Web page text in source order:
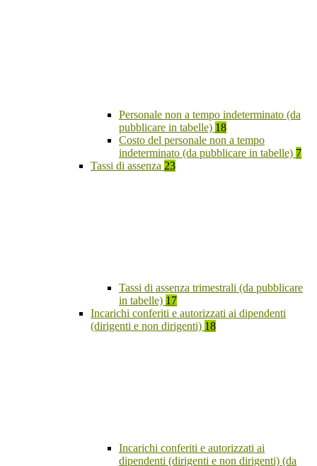
Personale non a tempo indeterminato (da
pubblicare in tabelle) 18
Costo del personale non a tempo
indeterminato (da pubblicare in tabelle) 7
Tassi di assenza 23
Tassi di assenza trimestrali (da pubblicare
in tabelle) 17
Incarichi conferiti e autorizzati ai dipendenti
(dirigenti e non dirigenti) 18
Incarichi conferiti e autorizzati ai
dipendenti (dirigenti e non dirigenti) (da